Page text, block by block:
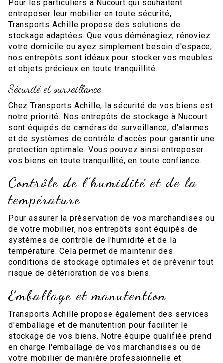
Pour les particuliers à Nucourt qui souhaitent
entreposer leur mobilier en toute sécurité,
Transports Achille propose des solutions de
stockage adaptées. Que vous déménagiez, rénoviez
votre domicile ou ayez simplement besoin d'espace,
nos entrepôts sont idéaux pour stocker vos meubles
et objets précieux en toute tranquillité.
Sécurité et surveillance
Chez Transports Achille, la sécurité de vos biens est
notre priorité. Nos entrepôts de stockage à Nucourt
sont équipés de caméras de surveillance, d'alarmes
et de systèmes de contrôle d'accès pour garantir une
protection optimale. Vous pouvez ainsi entreposer
vos biens en toute tranquillité, en toute confiance.
Contrôle de l'humidité et de la
température
Pour assurer la préservation de vos marchandises ou
de votre mobilier, nos entrepôts sont équipés de
systèmes de contrôle de l'humidité et de la
température. Cela permet de maintenir des
conditions de stockage optimales et de prévenir tout
risque de détérioration de vos biens.
Emballage et manutention
Transports Achille propose également des services
d'emballage et de manutention pour faciliter le
stockage de vos biens. Notre équipe qualifiée prend
en charge l'emballage de vos marchandises ou de
votre mobilier de manière professionnelle et